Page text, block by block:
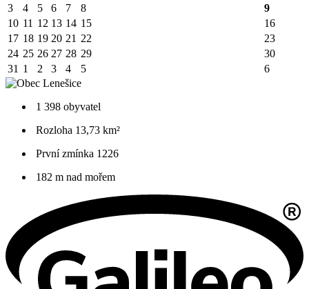
3 4 5 6 7 8
9
10 11 12 13 14 15
16
17 18 19 20 21 22
23
24 25 26 27 28 29
30
31 1 2 3 4 5 6
1 398 obyvatel
Rozloha 13,73 km²
První zmínka 1226
182 m nad mořem